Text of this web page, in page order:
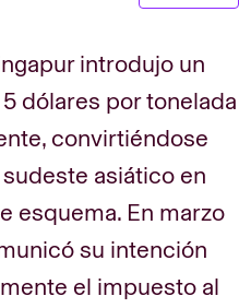
introdujo un
dólares por tonelada
convirtiéndose
asiático en
esquema. En marzo
su intención
el impuesto al